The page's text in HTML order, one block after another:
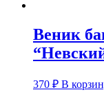
Веник
370 ₽ В